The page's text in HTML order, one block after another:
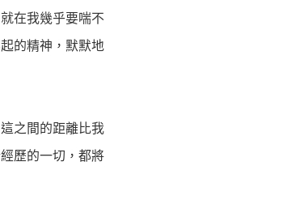
在我幾乎要喘不
的精神，默默地
之間的距離比我
歷的一切，都將